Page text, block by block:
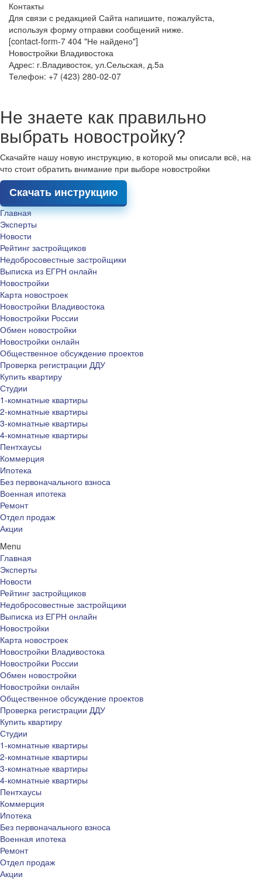
Контакты
Для связи с редакцией Сайта напишите, пожалуйста,
используя форму отправки сообщений ниже.
[contact-form-7 404 "Не найдено"]
Новостройки Владивостока
Адрес: г.Владивосток, ул.Сельская, д.5а
Телефон: +7 (423) 280-02-07
Не знаете как правильно
выбрать новостройку?
Скачайте нашу новую инструкцию, в которой мы описали всё, на
что стоит обратить внимание при выборе новостройки
Скачать инструкцию
Главная
Эксперты
Новости
Рейтинг застройщиков
Недобросовестные застройщики
Выписка из ЕГРН онлайн
Новостройки
Карта новостроек
Новостройки Владивостока
Новостройки России
Обмен новостройки
Новостройки онлайн
Общественное обсуждение проектов
Проверка регистрации ДДУ
Купить квартиру
Студии
1-комнатные квартиры
2-комнатные квартиры
3-комнатные квартиры
4-комнатные квартиры
Пентхаусы
Коммерция
Ипотека
Без первоначального взноса
Военная ипотека
Ремонт
Отдел продаж
Акции
Menu
Главная
Эксперты
Новости
Рейтинг застройщиков
Недобросовестные застройщики
Выписка из ЕГРН онлайн
Новостройки
Карта новостроек
Новостройки Владивостока
Новостройки России
Обмен новостройки
Новостройки онлайн
Общественное обсуждение проектов
Проверка регистрации ДДУ
Купить квартиру
Студии
1-комнатные квартиры
2-комнатные квартиры
3-комнатные квартиры
4-комнатные квартиры
Пентхаусы
Коммерция
Ипотека
Без первоначального взноса
Военная ипотека
Ремонт
Отдел продаж
Акции